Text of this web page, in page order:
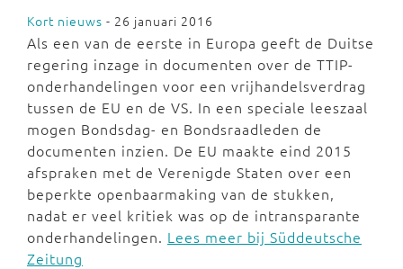
Kort nieuws - 26 januari 2016
Als een van de eerste in Europa geeft de Duitse
regering inzage in documenten over de TTIP-
onderhandelingen voor een vrijhandelsverdrag
tussen de EU en de VS. In een speciale leeszaal
mogen Bondsdag- en Bondsraadleden de
documenten inzien. De EU maakte eind 2015
afspraken met de Verenigde Staten over een
beperkte openbaarmaking van de stukken,
nadat er veel kritiek was op de intransparante
onderhandelingen. Lees meer bij Süddeutsche
Zeitung